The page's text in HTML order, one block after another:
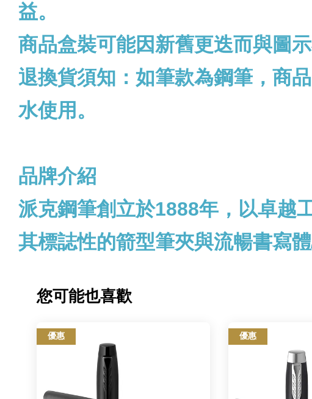
益。
商品盒裝可能因新舊更迭而與圖
退換貨須知：如筆款為鋼筆，商
水使用。
品牌介紹
派克鋼筆創立於1888年，以卓越
其標誌性的箭型筆夾與流暢書寫
您可能也喜歡
優惠 優惠